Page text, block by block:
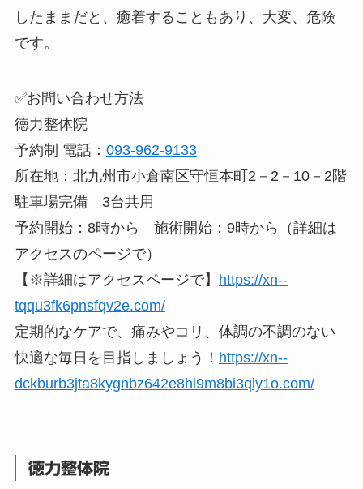
したままだと、癒着することもあり、大変、危険
です。
✅お問い合わせ方法
徳力整体院
予約制 電話： 093-962-9133
所在地：北九州市小倉南区守恒本町2－2－10－2階
駐車場完備 3台共用
予約開始：8時から 施術開始：9時から（詳細は
アクセスのページで）
【※詳細はアクセスページで】 https://xn--
tqqu3fk6pnsfqv2e.com/
定期的なケアで、痛みやコリ、体調の不調のない
快適な毎日を目指しましょう！ https://xn--
dckburb3jta8kygnbz642e8hi9m8bi3qly1o.com/
徳力整体院